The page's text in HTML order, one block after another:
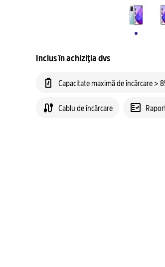
Inclus în achiziția dvs
Capacitate maximă de încărcare >
Cablu de încărcare